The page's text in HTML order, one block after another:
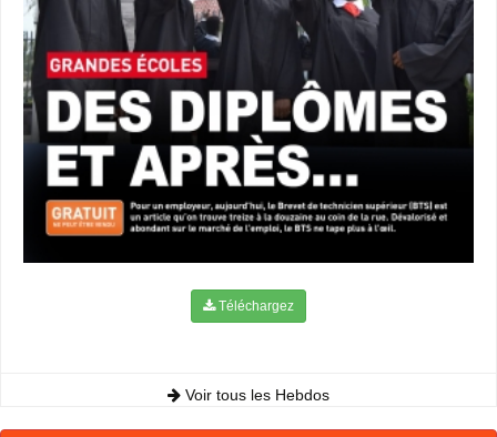
Téléchargez
Voir tous les Hebdos